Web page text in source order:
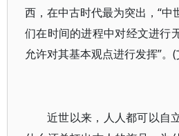
西，在中古时代最为突出，“中
们在时间的进程中对经文进行
允许对其基本观点进行发挥”。
近世以来，人人都可以自